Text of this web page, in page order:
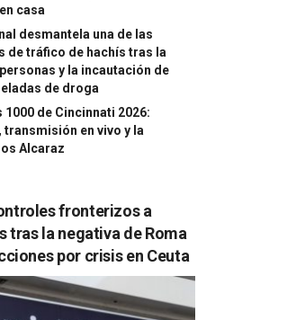
casa
desmantela una de las
de tráfico de hachís tras la
y la incautación de
de droga
de Cincinnati 2026:
en vivo y la
Alcaraz
fronterizos a
tras la negativa de Roma
por crisis en Ceuta